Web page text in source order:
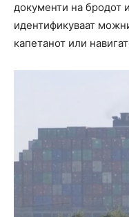
документи на бродот
идентификуваат
капетанот или